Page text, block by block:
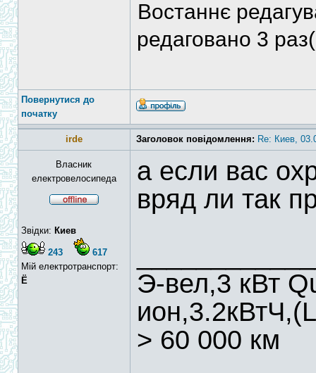
Востаннє
редаговано 3
Повернутися до
початку
irde Заголовок повідомлення: Re: Киев,
Власник
електровелосипеда
Звідки: Киев
243
617
Мій електротранспорт:
Ё
а если вас
вряд ли так
Э-вел,3 кВт
> 60 000 км